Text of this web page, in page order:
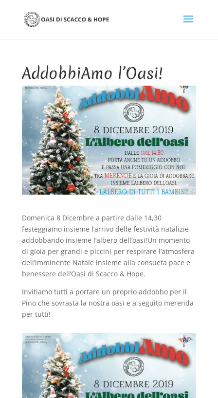
AddobbiAmo l’Oasi!
Domenica 8 Dicembre a partire dalle 14,30
festeggiamo insieme l’arrivo delle festività natalizie
addobbando insieme l’albero dell’oasi!Un momento
di gioia per grandi e piccini per respirare l’atmosfera
dell’imminente Natale insieme alla consueta pace e
benessere dell’Oasi di Scacco & Hope.
Invitiamo tutti a portare un proprio addobbo per il
Pino che sovrasta la nostra oasi e a seguito merenda
per tutti!